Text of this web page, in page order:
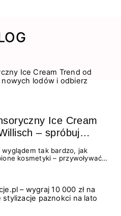
Ice Cream
– spróbuj
prezent!tak bardzo, jak
kosmetyki – przywoływać
deserów to coś więcej niż
aksamitną teksturę,
na podniebieniu. Tego lata
tworząc unikalny projekt